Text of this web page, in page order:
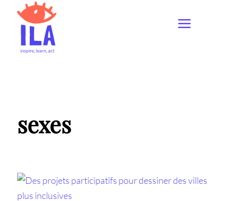
sexes